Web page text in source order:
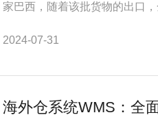
家巴西，随着该批货物的出口
2024-07-31
海外仓系统WMS：全